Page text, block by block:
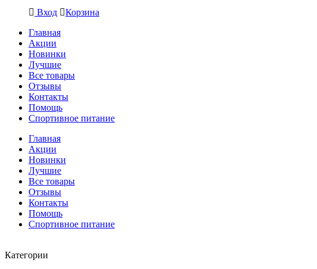
Вход
Корзина
Главная
Акции
Новинки
Лучшие
Все товары
Отзывы
Контакты
Помощь
Спортивное питание
Главная
Акции
Новинки
Лучшие
Все товары
Отзывы
Контакты
Помощь
Спортивное питание
Категории